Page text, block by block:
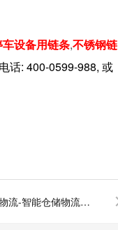
车设备用链条,不锈钢链
话: 400-0599-988, 或
环球链条应用领域-物流-智能仓储物流系统-精密滚子链